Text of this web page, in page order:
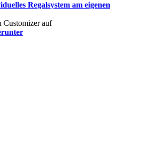
Regalsystem am eigenen
Customizer auf